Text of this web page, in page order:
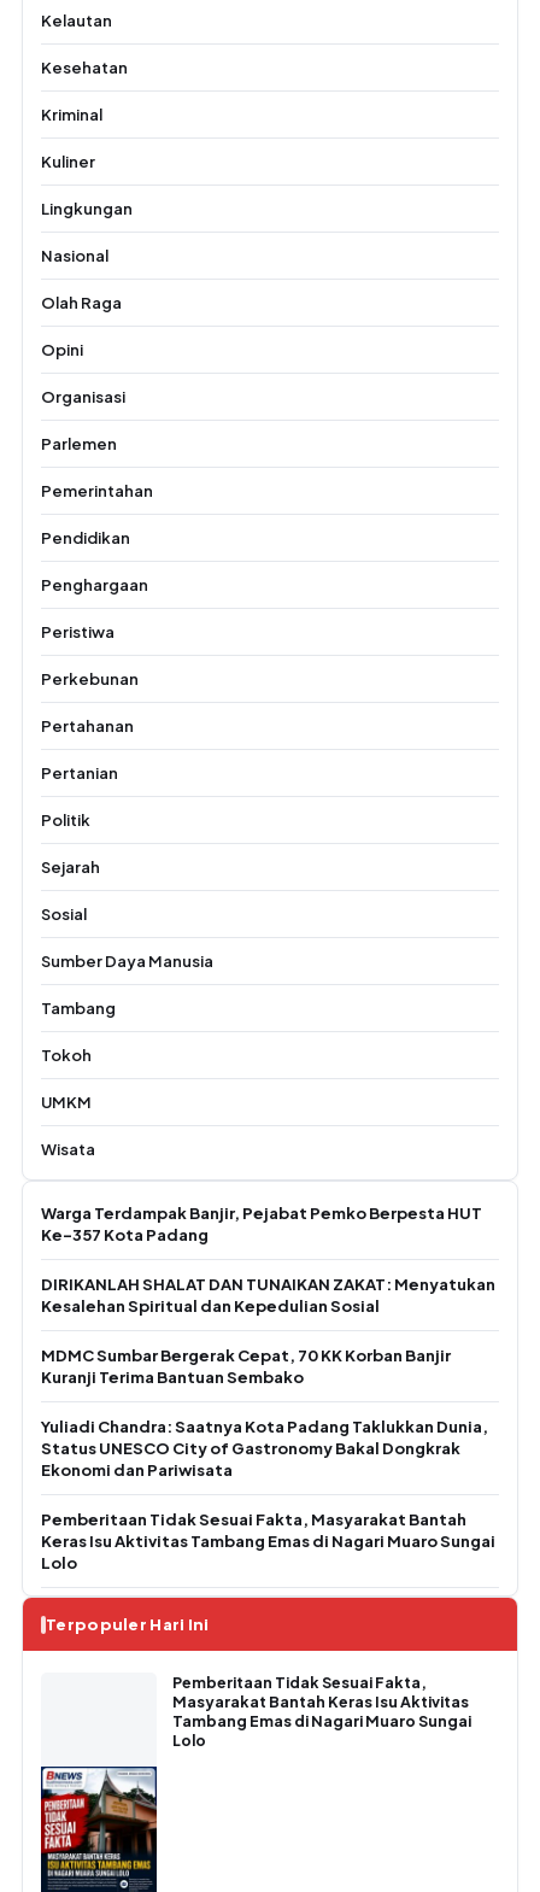
Kelautan
Kesehatan
Kriminal
Kuliner
Lingkungan
Nasional
Olah Raga
Opini
Organisasi
Parlemen
Pemerintahan
Pendidikan
Penghargaan
Peristiwa
Perkebunan
Pertahanan
Pertanian
Politik
Sejarah
Sosial
Sumber Daya Manusia
Tambang
Tokoh
UMKM
Wisata
Warga Terdampak Banjir, Pejabat Pemko Berpesta HUT
Ke-357 Kota Padang
DIRIKANLAH SHALAT DAN TUNAIKAN ZAKAT: Menyatukan
Kesalehan Spiritual dan Kepedulian Sosial
MDMC Sumbar Bergerak Cepat, 70 KK Korban Banjir
Kuranji Terima Bantuan Sembako
Yuliadi Chandra: Saatnya Kota Padang Taklukkan Dunia,
Status UNESCO City of Gastronomy Bakal Dongkrak
Ekonomi dan Pariwisata
Pemberitaan Tidak Sesuai Fakta, Masyarakat Bantah
Keras Isu Aktivitas Tambang Emas di Nagari Muaro Sungai
Lolo
Terpopuler Hari Ini
Pemberitaan Tidak Sesuai Fakta,
Masyarakat Bantah Keras Isu Aktivitas
Tambang Emas di Nagari Muaro Sungai
Lolo